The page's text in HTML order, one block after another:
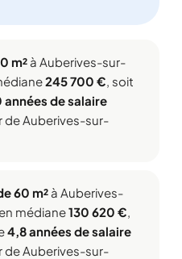
m² à Auberives-sur-
245 700 €, soit
années de salaire
de Auberives-sur-
60 m² à Auberives-
médiane130 620 €,
4,8 années de salaire
de Auberives-sur-